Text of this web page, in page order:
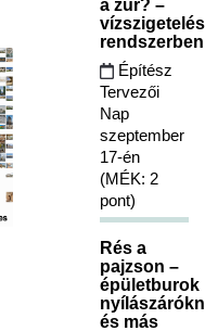
a zűr? –
Építész
Tervezői
Nap
szeptember
17-én
(MÉK: 2
pont)
Rés a
pajzson –
épületburok
és más